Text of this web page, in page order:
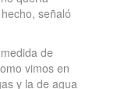
señaló
de
vimos en
y la de agua